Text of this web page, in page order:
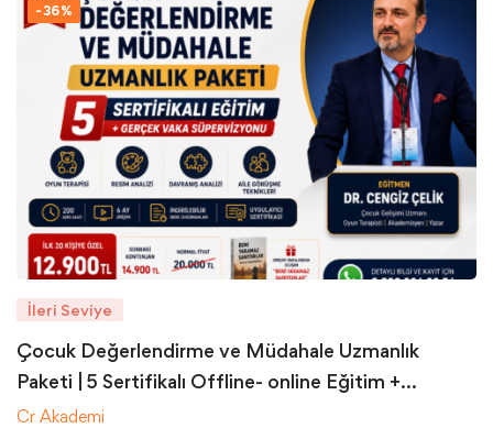
-36%
İleri Seviye
Çocuk Değerlendirme ve Müdahale Uzmanlık
Paketi | 5 Sertifikalı Offline- online Eğitim +
Süpervizyon
Cr Akademi